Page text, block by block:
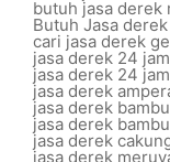
butuh jasa derek
Butuh Jasa
cari jasa derek
jasa derek 24
jasa derek 24
jasa derek
jasa derek
jasa derek
jasa derek
jasa derek